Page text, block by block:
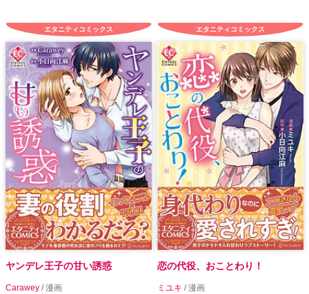
エタニティコミックス
ヤンデレ王子の甘い誘惑
Carawey / 漫画
エタニティコミックス
恋の代役、おことわり！
ミユキ / 漫画